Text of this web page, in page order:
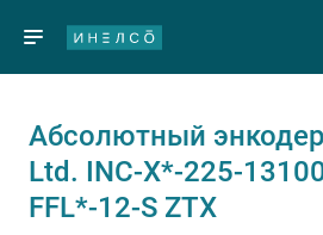
Абсолютный
Ltd. INC-X*-225-
FFL*-12-S ZTX